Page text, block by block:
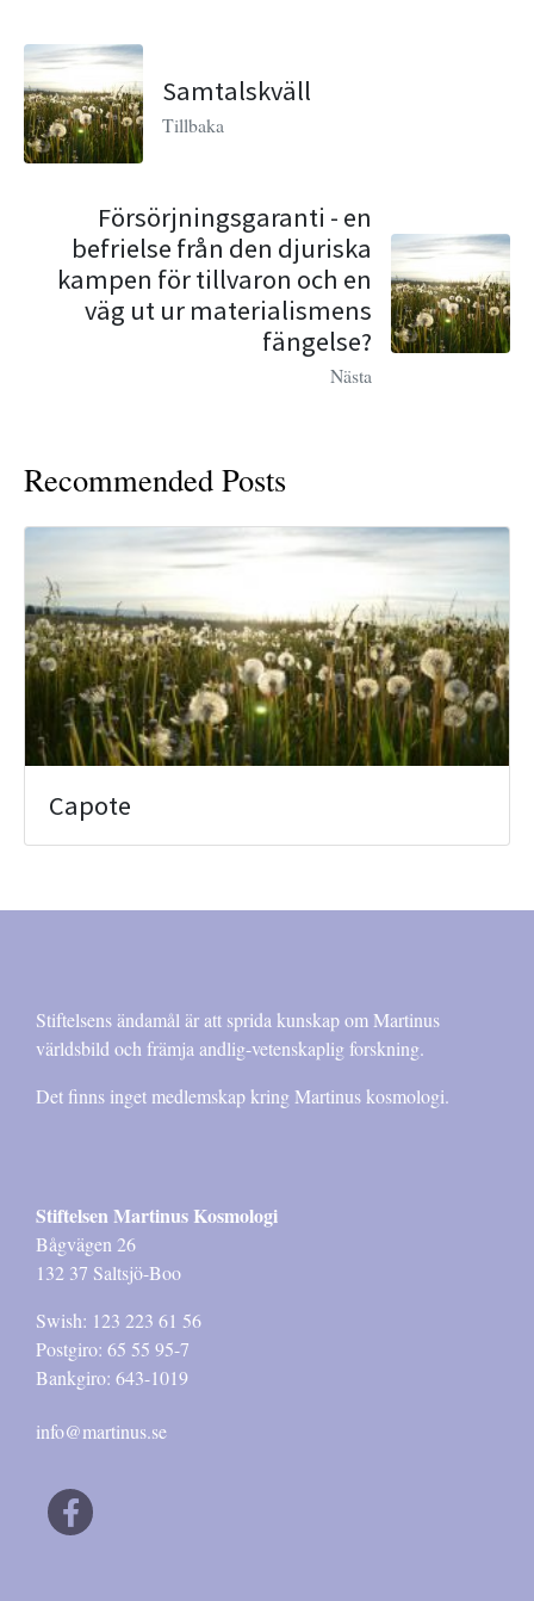
Samtalskväll
Tillbaka
Försörjningsgaranti - en
befrielse från den djuriska
kampen för tillvaron och en
väg ut ur materialismens
fängelse?
Nästa
Recommended Posts
Capote
Stiftelsens ändamål är att sprida kunskap om Martinus
världsbild och främja andlig-vetenskaplig forskning.
Det finns inget medlemskap kring Martinus kosmologi.
Stiftelsen Martinus Kosmologi
Bågvägen 26
132 37 Saltsjö-Boo
Swish: 123 223 61 56
Postgiro: 65 55 95-7
Bankgiro: 643-1019
info@martinus.se